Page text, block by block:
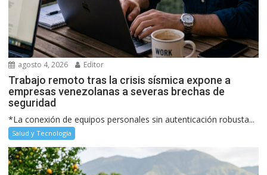
agosto 4, 2026 Editor
Trabajo remoto tras la crisis sísmica expone a
empresas venezolanas a severas brechas de
seguridad
*La conexión de equipos personales sin autenticación robusta...
Salud y Tecnología